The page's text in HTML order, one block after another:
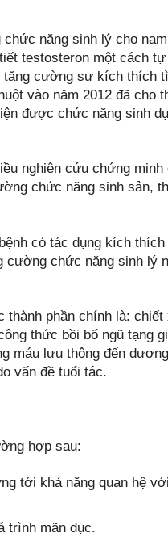
năng sinh lý cho
testosteron một cách tự
cường sự kích thích
vào năm 2012 đã cho
được chức năng sinh
nghiên cứu chứng
chức năng sinh sản,
có tác dụng kích
chức năng sinh lý
thành phần chính là: chiết
thức bồi bổ ngũ tạng
máu lưu thông đến
vấn đề tuổi tác.
hợp sau:
tới khả năng quan hệ
trình mãn dục.